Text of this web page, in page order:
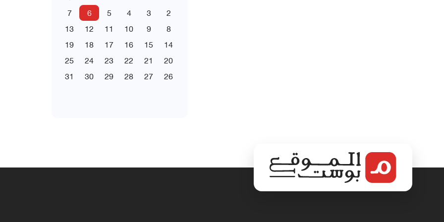
2
3
4
5
6
7
8
9
10
11
12
13
14
15
16
17
18
19
20
21
22
23
24
25
26
27
28
29
30
31